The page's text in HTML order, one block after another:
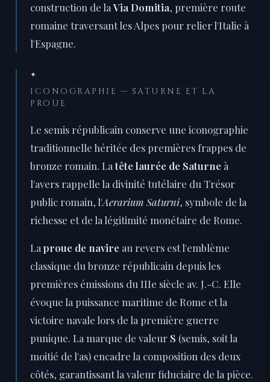
construction de laVia Domitia, première route
romaine traversant les Alpes pour relier l'Italie à
l'Espagne.
✦
ICONOGRAPHIE — SATURNE ET LA
PROUE
Le semis républicain conserve une iconographie
traditionnelle héritée des premières frappes de
bronze romain. Latête laurée de Saturne à
l'avers rappelle la divinité tutélaire du Trésor
public romain, l'Aerarium Saturni, symbole de la
richesse et de la légitimité monétaire de Rome.
La proue de navire au revers est l'emblème
classique du bronze républicain depuis les
premières émissions du IIIe siècle av. J.-C. Elle
évoque la puissance maritime de Rome et la
victoire navale lors de la première guerre
punique. La marque de valeur S (semis, soit la
moitié de l'as) encadre la composition des deux
côtés, garantissant la valeur fiduciaire de la pièce.